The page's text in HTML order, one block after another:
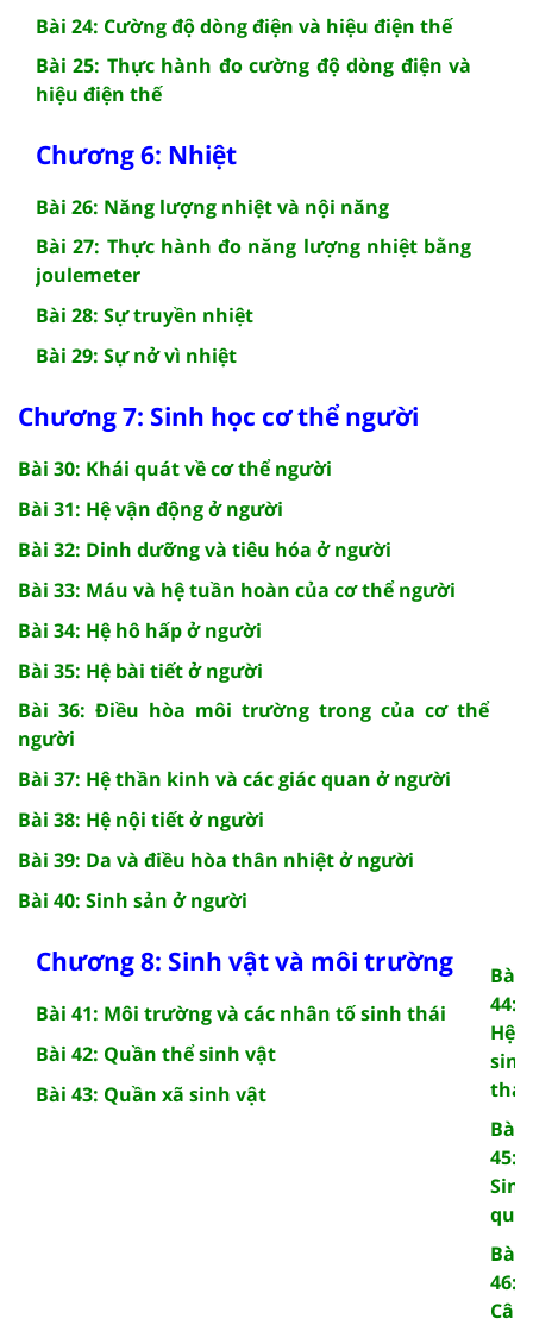
Bài 24: Cường độ dòng điện và hiệu điện thế
Bài 25: Thực hành đo cường độ dòng điện và
hiệu điện thế
Chương 6: Nhiệt
Bài 26: Năng lượng nhiệt và nội năng
Bài 27: Thực hành đo năng lượng nhiệt bằng
joulemeter
Bài 28: Sự truyền nhiệt
Bài 29: Sự nở vì nhiệt
Chương 7: Sinh học cơ thể người
Bài 30: Khái quát về cơ thể người
Bài 31: Hệ vận động ở người
Bài 32: Dinh dưỡng và tiêu hóa ở người
Bài 33: Máu và hệ tuần hoàn của cơ thể người
Bài 34: Hệ hô hấp ở người
Bài 35: Hệ bài tiết ở người
Bài 36: Điều hòa môi trường trong của cơ thể
người
Bài 37: Hệ thần kinh và các giác quan ở người
Bài 38: Hệ nội tiết ở người
Bài 39: Da và điều hòa thân nhiệt ở người
Bài 40: Sinh sản ở người
Chương 8: Sinh vật và môi trường
Bài 41: Môi trường và các nhân tố sinh thái
Bài 42: Quần thể sinh vật
Bài 43: Quần xã sinh vật
Bài
44:
Hệ
sinh
thái
Bài
45:
Sinh
Bài
46:
Cân